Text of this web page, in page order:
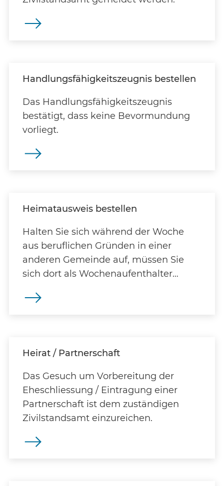
Handlungsfähigkeitszeugnis bestellen
Das Handlungsfähigkeitszeugnis
bestätigt, dass keine Bevormundung
vorliegt.
Heimatausweis bestellen
Halten Sie sich während der Woche
aus beruflichen Gründen in einer
anderen Gemeinde auf, müssen Sie
sich dort als Wochenaufenthalter
einen Heimatausweis.
Heirat / Partnerschaft
Das Gesuch um Vorbereitung der
Eheschliessung / Eintragung einer
Partnerschaft ist dem zuständigen
Zivilstandsamt einzureichen.